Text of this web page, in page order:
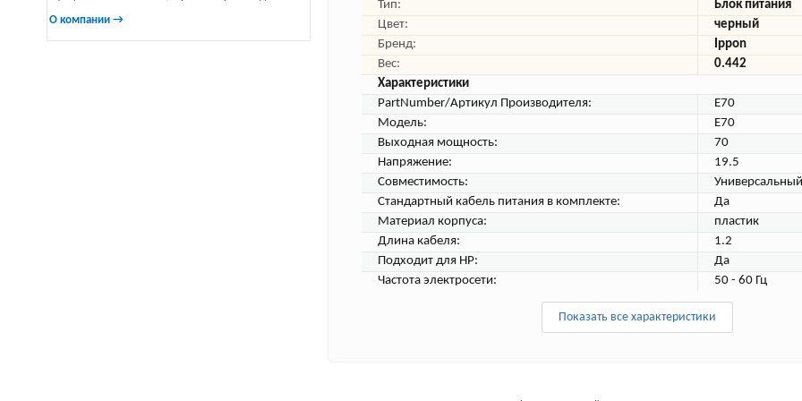
О компании →
Тип:
Блок питания
Цвет:
черный
Бренд:
Ippon
Вес:
0.442
Характеристики
PartNumber/Артикул Производителя:
E70
Модель:
E70
Выходная мощность:
70
Напряжение:
19.5
Совместимость:
Стандартный кабель питания в комплекте:
Да
Материал корпуса:
пластик
Длина кабеля:
1.2
Подходит для HP:
Да
Частота электросети:
50 - 60 Гц
Показать все характеристики